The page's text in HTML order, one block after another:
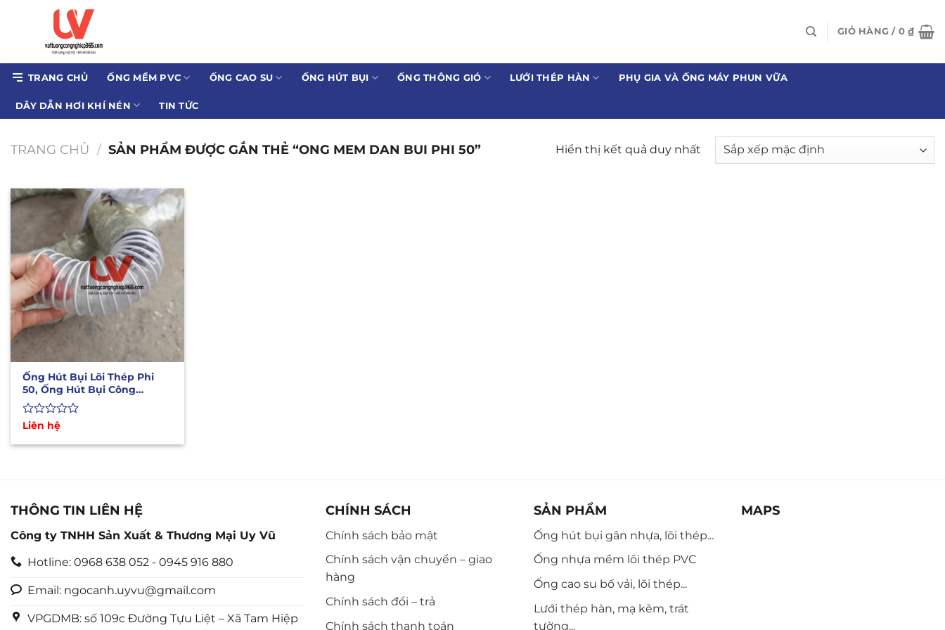
dung
GIỎ HÀNG / 0₫
TRANG CHỦ ỐNG MỀM PVC ỐNG CAO SU ỐNG HÚT BỤI ỐNG THÔNG GIÓ LƯỚI THÉP HÀN PHỤ GIA VÀ ỐNG MÁY PHUN VỮA
DÂY DẪN HƠI KHÍ NÉN TIN TỨC
TRANG CHỦ / SẢN PHẨM ĐƯỢC GẮN THẺ “ONG MEM DAN BUI PHI 50” Hiển thị kết quả duy nhất
Ống Hút Bụi Lõi Thép Phi
50, Ống Hút Bụi Công
Nghiệp Giá Rẻ
Được
hạng
Liên hệ
THÔNG TIN LIÊN HỆ
Công ty TNHH Sản Xuất & Thương Mại Uy Vũ
Hotline: 0968 638 052 - 0945 916 880
Email: ngocanh.uyvu@gmail.com
VPGDMB: số 109c Đường Tựu Liệt – Xã Tam Hiệp
CHÍNH SÁCH
Chính sách bảo mật
Chính sách vận chuyển – giao
hàng
Chính sách đổi – trả
Chính sách thanh toán
SẢN PHẨM
Ống hút bụi gân nhựa, lõi thép...
Ống nhựa mềm lõi thép PVC
Ống cao su bố vải, lõi thép...
Lưới thép hàn, mạ kẽm, trát
tường...
MAPS